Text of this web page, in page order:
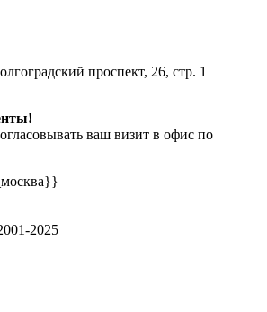
проспект, 26, стр. 1
ваш визит в офис по
2025